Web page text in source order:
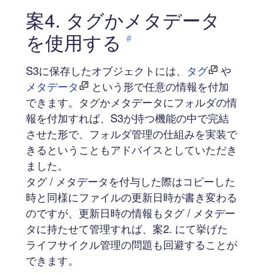
案4. タグかメタデータ
を使用する #
S3に保存したオブジェクトには、 タグ
や
メタデータ
という形で任意の情報を付加
できます。タグかメタデータにフォルダの情
報を付加すれば、S3が持つ機能の中で完結
させた形で、フォルダ管理の仕組みを実装で
きるということもアドバイスとしていただき
ました。
タグ / メタデータを付与した際はコピーした
時と同様にファイルの更新日時が書き変わる
のですが、更新日時の情報もタグ / メタデー
タに持たせて管理すれば、案2. にて挙げた
ライフサイクル管理の問題も回避することが
できます。